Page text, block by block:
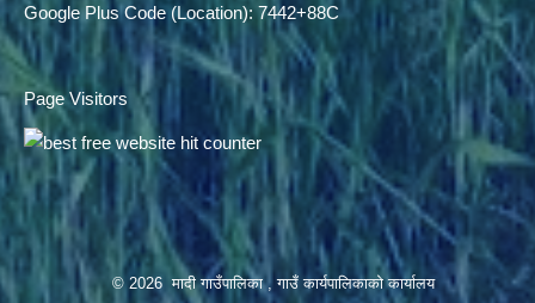
Google Plus Code (Location): 7442+88C
Page Visitors
© 2026 मादी गाउँपालिका , गाउँ कार्यपालिकाको कार्यालय